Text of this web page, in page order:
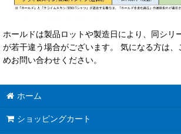
ホールドは製品ロットや製造日により、同シリ
が若干違う場合がございます。 気になる方は、
めお問い合わせください。
ホーム
ショッピングカート